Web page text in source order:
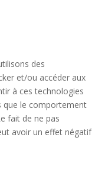
des
et/ou accéder aux
à ces technologies
que le comportement
fait de ne pas
avoir un effet négatif